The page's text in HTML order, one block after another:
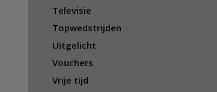
Televisie
Topwedstrijden
Uitgelicht
Vouchers
Vrije tijd